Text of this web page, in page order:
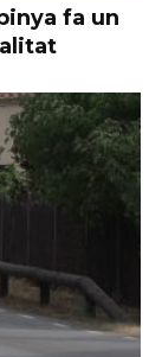
fa un